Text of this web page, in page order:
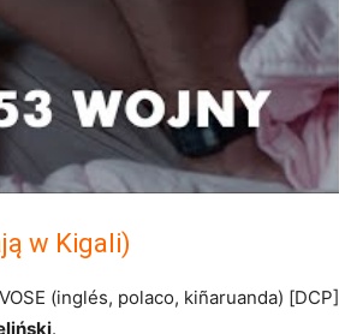
w Kigali)
(inglés, polaco, kiñaruanda) [DCP]
.